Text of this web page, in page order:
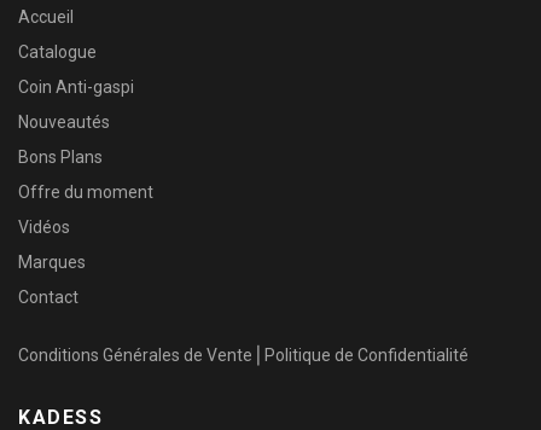
Accueil
Catalogue
Coin Anti-gaspi
Nouveautés
Bons Plans
Offre du moment
Vidéos
Marques
Contact
Conditions Générales de Vente Politique de Confidentialité
KADESS